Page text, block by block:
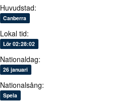
Huvudstad:
Canberra
Lokal tid:
Lör 02:28:02
Nationaldag:
26 januari
Nationalsång:
Spela